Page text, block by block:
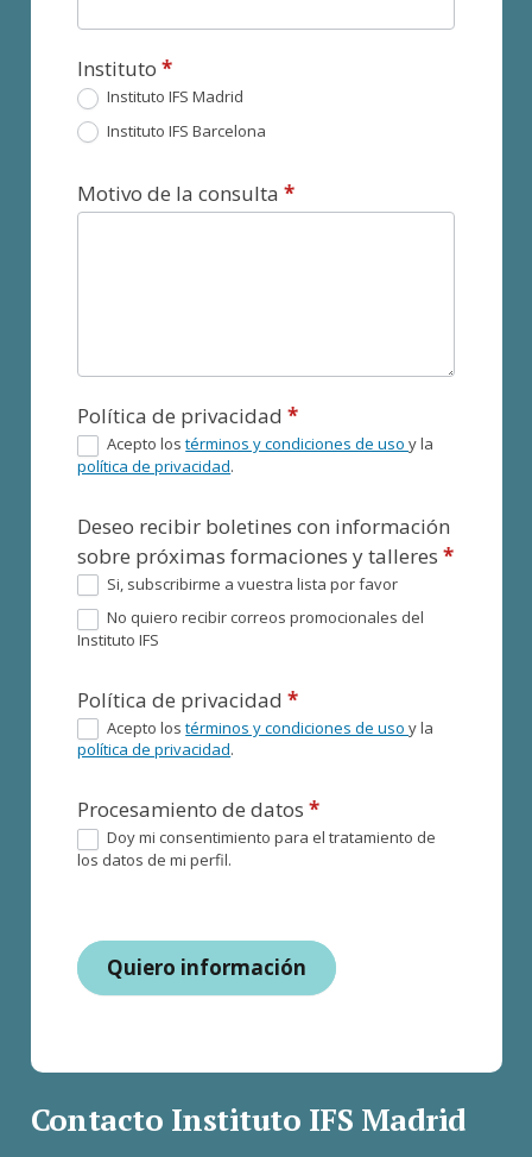
Instituto*
Instituto IFS Madrid
Instituto IFS Barcelona
Motivo de la consulta*
Política de privacidad*
Acepto lostérminos y condiciones de usoy la
política de privacidad.
Deseo recibir boletines con información
sobre próximas formaciones y talleres*
Si, subscribirme a vuestra lista por favor
No quiero recibir correos promocionales del
Instituto IFS
Política de privacidad*
Acepto lostérminos y condiciones de usoy la
política de privacidad.
Procesamiento de datos*
Doy mi consentimiento para el tratamiento de
los datos de mi perfil.
Quiero información
Contacto Instituto IFS Madrid